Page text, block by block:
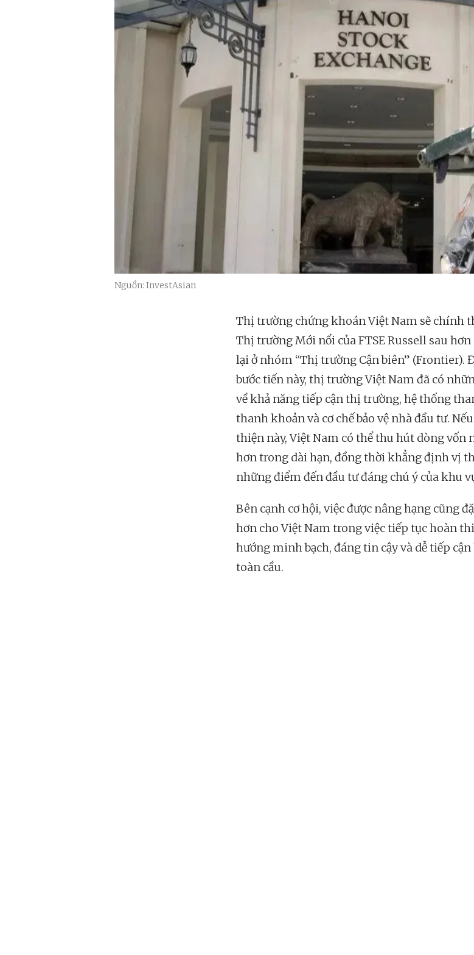
Nguồn: InvestAsian
Thị trường chứng khoán Việt Nam sẽ chính
Thị trường Mới nổi của FTSE Russell sau
lại ở nhóm “Thị trường Cận biên” (Frontier).
bước tiến này, thị trường Việt Nam đã có
về khả năng tiếp cận thị trường, hệ thống
thanh khoản và cơ chế bảo vệ nhà đầu tư.
thiện này, Việt Nam có thể thu hút dòng vốn
hơn trong dài hạn, đồng thời khẳng định vị
những điểm đến đầu tư đáng chú ý của khu
Bên cạnh cơ hội, việc được nâng hạng cũng
hơn cho Việt Nam trong việc tiếp tục hoàn
hướng minh bạch, đáng tin cậy và dễ tiếp
toàn cầu.